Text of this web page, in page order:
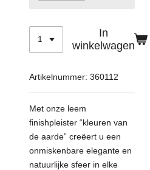
In
winkelwagen
Artikelnummer: 360112
Met onze leem
finishpleister “kleuren van
de aarde” creëert u een
onmiskenbare elegante en
natuurlijke sfeer in elke